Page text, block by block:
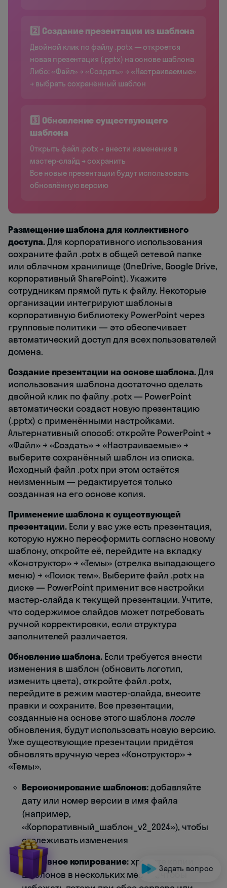
2️⃣ Создание презентации из шаблона
Двойной клик по файлу .potx — откроется
новая презентация (.pptx) на основе шаблона
Либо: «Файл» → «Создать» → «Настраиваемые»
→ выбрать сохранённый шаблон
3️⃣ Обновление существующего
шаблона
Открыть файл .potx → внести изменения в
мастер-слайд → сохранить
Все новые презентации будут использовать
обновлённую версию
Размещение шаблона для коллективного
доступа.Для корпоративного использования
сохраните файл .potx в общей сетевой папке
или облачном хранилище (OneDrive, Google Drive,
корпоративный SharePoint). Укажите
сотрудникам прямой путь к файлу. Некоторые
организации интегрируют шаблоны в
корпоративную библиотеку PowerPoint через
групповые политики — это обеспечивает
автоматический доступ для всех пользователей
домена.
Создание презентации на основе шаблона.Для
использования шаблона достаточно сделать
двойной клик по файлу .potx — PowerPoint
автоматически создаст новую презентацию
(.pptx) с применёнными настройками.
Альтернативный способ: откройте PowerPoint →
«Файл» → «Создать» → «Настраиваемые» →
выберите сохранённый шаблон из списка.
Исходный файл .potx при этом остаётся
неизменным — редактируется только
созданная на его основе копия.
Применение шаблона к существующей
презентации. Если у вас уже есть презентация,
которую нужно переоформить согласно новому
шаблону, откройте её, перейдите на вкладку
«Конструктор» → «Темы» (стрелка выпадающего
меню) → «Поиск тем». Выберите файл .potx на
диске — PowerPoint применит все настройки
мастер-слайда к текущей презентации. Учтите,
что содержимое слайдов может потребовать
ручной корректировки, если структура
заполнителей различается.
Обновление шаблона. Если требуется внести
изменения в шаблон (обновить логотип,
изменить цвета), откройте файл .potx,
перейдите в режим мастер-слайда, внесите
правки и сохраните. Все презентации,
созданные на основе этого шаблона после
обновления, будут использовать новую версию.
Уже существующие презентации придётся
обновлять вручную через «Конструктор» →
«Темы».
Версионирование шаблонов:добавляйте
дату или номер версии в имя файла
(например,
«Корпоративный_шаблон_v2_2024»), чтобы
отслеживать изменения
Резервное копирование:храните копии
шаблонов в нескольких местах, чтобы
Задать вопрос